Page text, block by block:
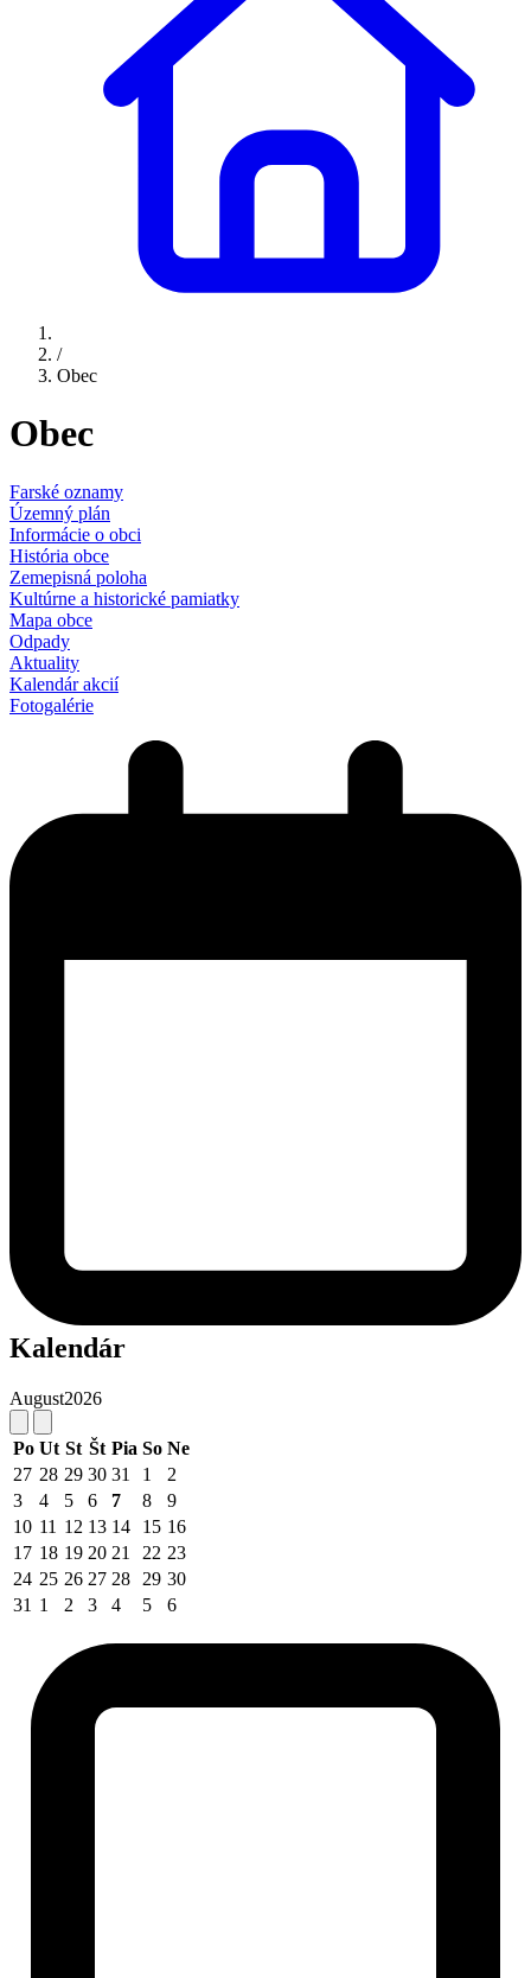
/
Obec
Obec
Farské oznamy
Územný plán
Informácie o obci
História obce
Zemepisná poloha
Kultúrne a historické pamiatky
Mapa obce
Odpady
Aktuality
Kalendár akcií
Fotogalérie
Kalendár
August2026
Po Ut St Št Pia So Ne
27 28 29 30 31 1
2
3
4 5 6 7 8
9
10 11 12 13 14 15 16
17 18 19 20 21 22 23
24 25 26 27 28 29 30
31 1 2 3 4 5 6